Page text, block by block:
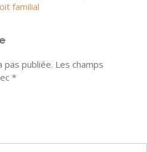
familial
pas publiée. Les champs
*